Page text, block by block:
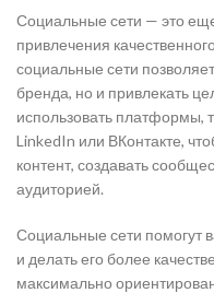
Социальные сети — это
привлечения
социальные сети
бренда, но и привлекать
использовать платформы,
LinkedIn или ВКонтакте,
контент, создавать
аудиторией.
Социальные сети помогут
и делать его более
максимально